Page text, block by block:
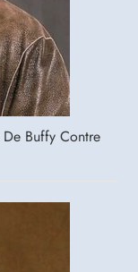
Buffy Contre